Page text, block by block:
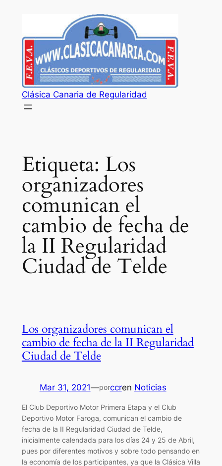
contenido
Clásica Canaria de Regularidad
Etiqueta: Los
organizadores
comunican el
cambio de fecha de
la II Regularidad
Ciudad de Telde
Los organizadores comunican el
cambio de fecha de la II Regularidad
Ciudad de Telde
Mar 31, 2021—porccren Noticias
El Club Deportivo Motor Primera Etapa y el Club
Deportivo Motor Faroga, comunican el cambio de
fecha de la II Regularidad Ciudad de Telde,
inicialmente calendada para los días 24 y 25 de Abril,
pues por diferentes motivos y sobre todo pensando en
la economía de los participantes, ya que la Clásica Villa